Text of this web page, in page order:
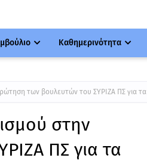
Καθημερινότητα
των βουλευτών του ΣΥΡΙΖΑ ΠΣ για τα
στην
ΠΣ για τα